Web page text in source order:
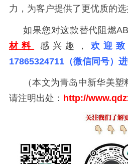
力，为客户提供了更优质的选
如果您对这款替代阻燃
材料
感兴趣， 欢迎
17865324711（微信同号）进
（本文为青岛中新华美
请注明出处： http://